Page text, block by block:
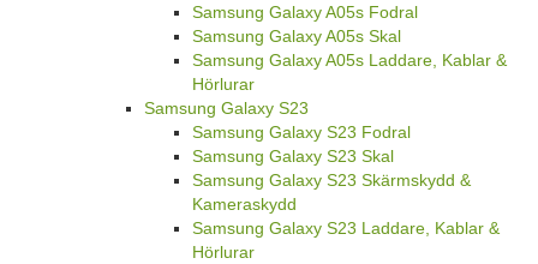
Samsung Galaxy A05s Fodral
Samsung Galaxy A05s Skal
Samsung Galaxy A05s Laddare, Kablar &
Hörlurar
Samsung Galaxy S23
Samsung Galaxy S23 Fodral
Samsung Galaxy S23 Skal
Samsung Galaxy S23 Skärmskydd &
Kameraskydd
Samsung Galaxy S23 Laddare, Kablar &
Hörlurar